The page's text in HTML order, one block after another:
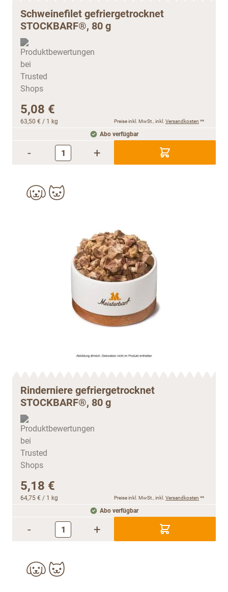
Schweinefilet gefriergetrocknet
STOCKBARF®, 80 g
5,08 €
63,50 € / 1 kg Preise inkl. MwSt., inkl. Versandkosten **
Abo verfügbar
- +
Rinderniere gefriergetrocknet
STOCKBARF®, 80 g
5,18 €
64,75 € / 1 kg Preise inkl. MwSt., inkl. Versandkosten **
Abo verfügbar
- +